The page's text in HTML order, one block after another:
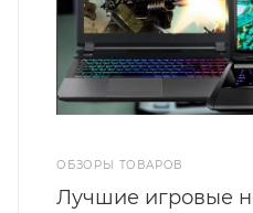
ОБЗОРЫ ТОВАРОВ
Лучшие игровые